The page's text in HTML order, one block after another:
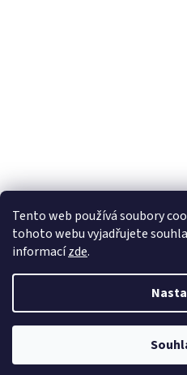
Tento web používá soubory
tohoto webu vyjadřujete
informacízde.
Copyright 2026